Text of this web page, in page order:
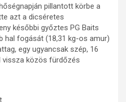
pillantott körbe a
azt a dicséretes
későbbi győztes PG Baits
hal fogását (18,31 kg-os amur)
egy ugyancsak szép, 16
vissza közös fürdőzés